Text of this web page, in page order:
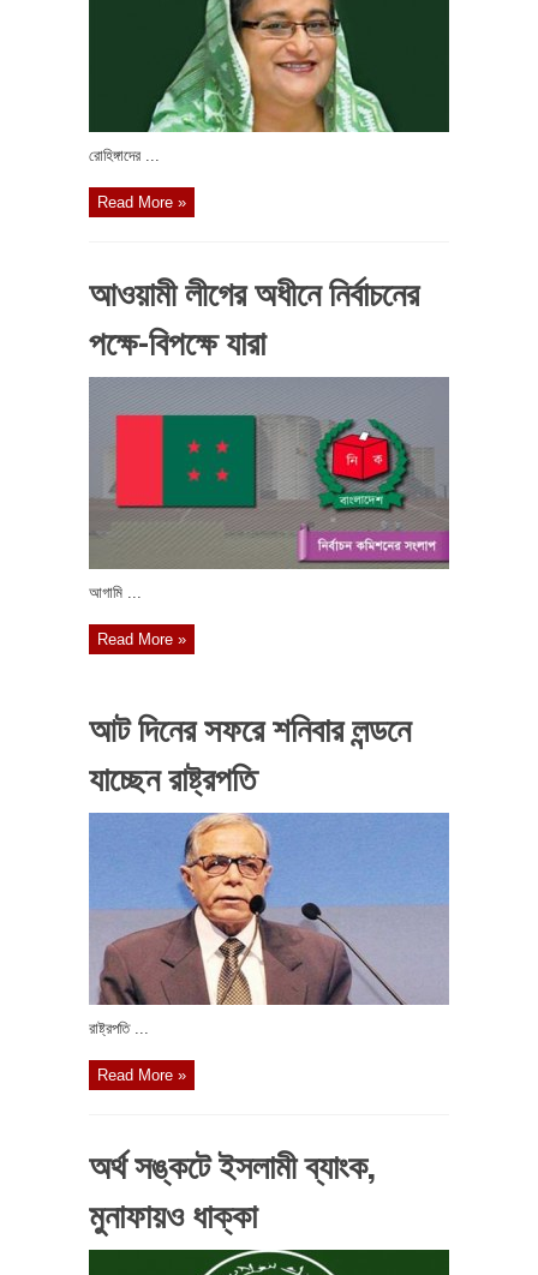
রোহিঙ্গাদের ...
Read More »
আওয়ামী লীগের অধীনে নির্বাচনের
পক্ষে-বিপক্ষে যারা
আগামি ...
Read More »
আট দিনের সফরে শনিবার লন্ডনে
যাচ্ছেন রাষ্ট্রপতি
রাষ্ট্রপতি ...
Read More »
অর্থ সঙ্কটে ইসলামী ব্যাংক,
মুনাফায়ও ধাক্কা